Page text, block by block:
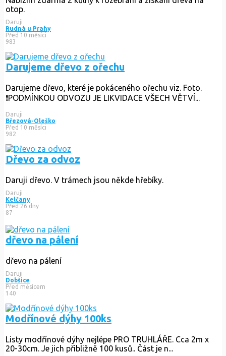
otop.
Daruji
Rudná u Prahy
Před 10 měsíci
983
Darujeme dřevo z ořechu
Darujeme dřevo, které je pokáceného ořechu viz. Foto.
❗️PODMÍNKOU ODVOZU JE LIKVIDACE VŠECH VĚTVÍ...
Daruji
Březová-Oleško
Před 10 měsíci
982
Dřevo za odvoz
Daruji dřevo. V trámech jsou někde hřebíky.
Daruji
Kelčany
Před 26 dny
87
dřevo na pálení
dřevo na pálení
Daruji
Dobšice
Před měsícem
140
Modřínové dýhy 100ks
Listy modřínové dýhy nejlépe PRO TRUHLÁŘE. Cca 2m x
20-30cm. Je jich přibližně 100 kusů.. Část je n...